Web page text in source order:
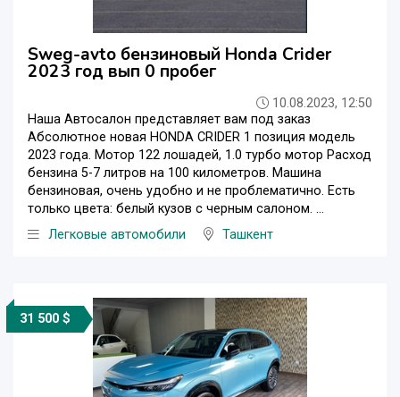
Sweg-avto бензиновый Honda Crider
2023 год вып 0 пробег
10.08.2023, 12:50
Наша Автосалон представляет вам под заказ
Абсолютное новая HONDA CRIDER 1 позиция модель
2023 года. Мотор 122 лошадей, 1.0 турбо мотор Расход
бензина 5-7 литров на 100 километров. Машина
бензиновая, очень удобно и не проблематично. Есть
только цвета: белый кузов с черным салоном. ...
Легковые автомобили
Ташкент
31 500 $